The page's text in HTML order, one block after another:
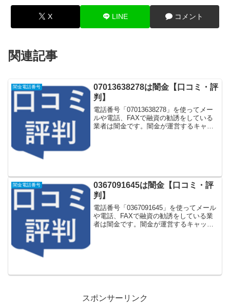
X LINE コメント
関連記事
闇金電話番号
07013638278は闇金【口コミ・評
判】
電話番号「07013638278」を使ってメー
ルや電話、FAXで融資の勧誘をしている
業者は闇金です。闇金が運営するキャッ
闇金電話番号
0367091645は闇金【口コミ・評
判】
電話番号「0367091645」を使ってメール
や電話、FAXで融資の勧誘をしている業
者は闇金です。闇金が運営するキャッシ
スポンサーリンク